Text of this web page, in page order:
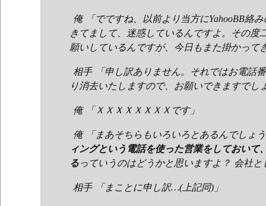
俺 「でですね、以前より当方にYahooBB絡
きてまして、迷惑しているんですよ。その度
願いしているんですが、今日もまた掛かって
相手 「申し訳ありません。それではお電話
り消去いたしますので、お願いできますでし
俺 「ＸＸＸＸＸＸＸＸです」
俺 「まあそちらもいろいろとあるんでしょ
ィングという電話を使った営業をしておいて
るっていうのはどうかと思いますよ？ 会社
相手 「まことに申し訳…(上記同)」